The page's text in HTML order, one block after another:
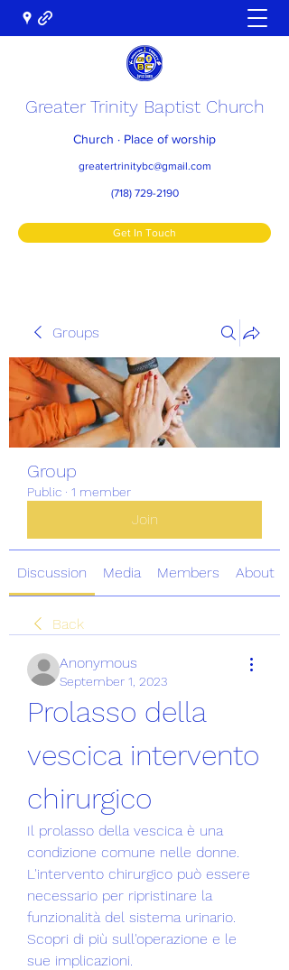
Greater Trinity Baptist Church
Church · Place of worship
greatertrinitybc@gmail.com
(718) 729-2190
Get In Touch
Groups
Group
Public · 1 member
Join
Discussion Media Members About
Back
Anonymous
September 1, 2023
Prolasso della
vescica intervento
chirurgico
Il prolasso della vescica è una
condizione comune nelle donne.
L'intervento chirurgico può essere
necessario per ripristinare la
funzionalità del sistema urinario.
Scopri di più sull'operazione e le
sue implicazioni.